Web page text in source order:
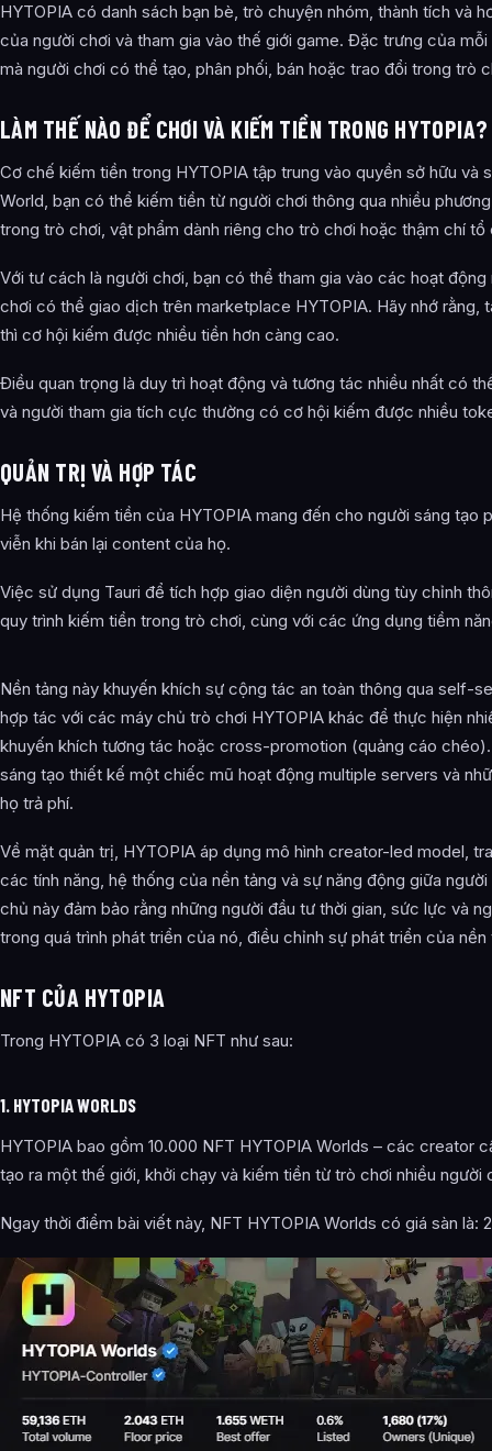
HYTOPIA có danh sách bạn bè, trò chuyện nhóm, thành tích và
của người chơi và tham gia vào thế giới game. Đặc trưng của
mà người chơi có thể tạo, phân phối, bán hoặc trao đổi trong trò
LÀM THẾ NÀO ĐỂ CHƠI VÀ KIẾM TIỀN TRONG HYTOPIA?
Cơ chế kiếm tiền trong HYTOPIA tập trung vào quyền sở hữu và
World, bạn có thể kiếm tiền từ người chơi thông qua nhiều
trong trò chơi, vật phẩm dành riêng cho trò chơi hoặc thậm chí tổ
Với tư cách là người chơi, bạn có thể tham gia vào các hoạt
chơi có thể giao dịch trên marketplace HYTOPIA. Hãy nhớ rằng,
thì cơ hội kiếm được nhiều tiền hơn càng cao.
Điều quan trọng là duy trì hoạt động và tương tác nhiều nhất có
và người tham gia tích cực thường có cơ hội kiếm được nhiều
QUẢN TRỊ VÀ HỢP TÁC
Hệ thống kiếm tiền của HYTOPIA mang đến cho người sáng tạo
viễn khi bán lại content của họ.
Việc sử dụng Tauri để tích hợp giao diện người dùng tùy chỉnh
quy trình kiếm tiền trong trò chơi, cùng với các ứng dụng tiềm
Nền tảng này khuyến khích sự cộng tác an toàn thông qua self-
hợp tác với các máy chủ trò chơi HYTOPIA khác để thực hiện
khuyến khích tương tác hoặc cross-promotion (quảng cáo
sáng tạo thiết kế một chiếc mũ hoạt động multiple servers và
họ trả phí.
Về mặt quản trị, HYTOPIA áp dụng mô hình creator-led model,
các tính năng, hệ thống của nền tảng và sự năng động giữa
chủ này đảm bảo rằng những người đầu tư thời gian, sức lực và
trong quá trình phát triển của nó, điều chỉnh sự phát triển của
NFT CỦA HYTOPIA
Trong HYTOPIA có 3 loại NFT như sau:
1. HYTOPIA WORLDS
HYTOPIA bao gồm 10.000 NFT HYTOPIA Worlds – các creator
tạo ra một thế giới, khởi chạy và kiếm tiền từ trò chơi nhiều người
Ngay thời điểm bài viết này, NFT HYTOPIA Worlds có giá sàn là: